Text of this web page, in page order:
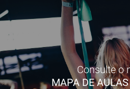
Consulte o
MAPA DE